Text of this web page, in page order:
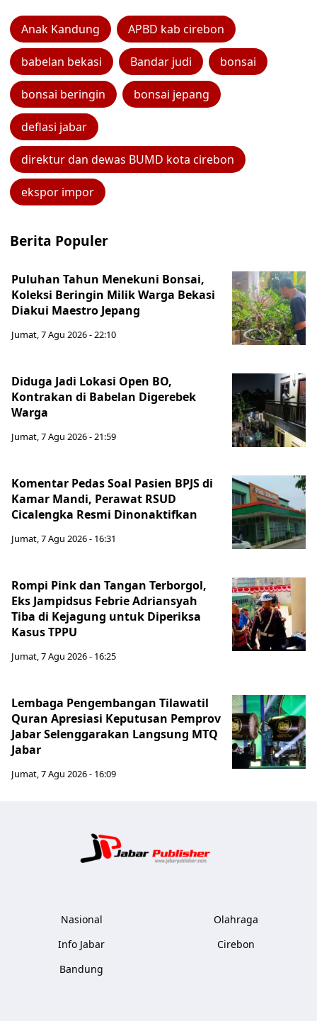
Anak Kandung APBD kab cirebon
babelan bekasi Bandar judi bonsai
bonsai beringin bonsai jepang
deflasi jabar
direktur dan dewas BUMD kota cirebon
ekspor impor
Berita Populer
Puluhan Tahun Menekuni Bonsai,
Koleksi Beringin Milik Warga Bekasi
Diakui Maestro Jepang
Jumat, 7 Agu 2026 - 22:10
Diduga Jadi Lokasi Open BO,
Kontrakan di Babelan Digerebek
Warga
Jumat, 7 Agu 2026 - 21:59
Komentar Pedas Soal Pasien BPJS di
Kamar Mandi, Perawat RSUD
Cicalengka Resmi Dinonaktifkan
Jumat, 7 Agu 2026 - 16:31
Rompi Pink dan Tangan Terborgol,
Eks Jampidsus Febrie Adriansyah
Tiba di Kejagung untuk Diperiksa
Kasus TPPU
Jumat, 7 Agu 2026 - 16:25
Lembaga Pengembangan Tilawatil
Quran Apresiasi Keputusan Pemprov
Jabar Selenggarakan Langsung MTQ
Jabar
Jumat, 7 Agu 2026 - 16:09
Nasional
Info Jabar
Bandung
Olahraga
Cirebon